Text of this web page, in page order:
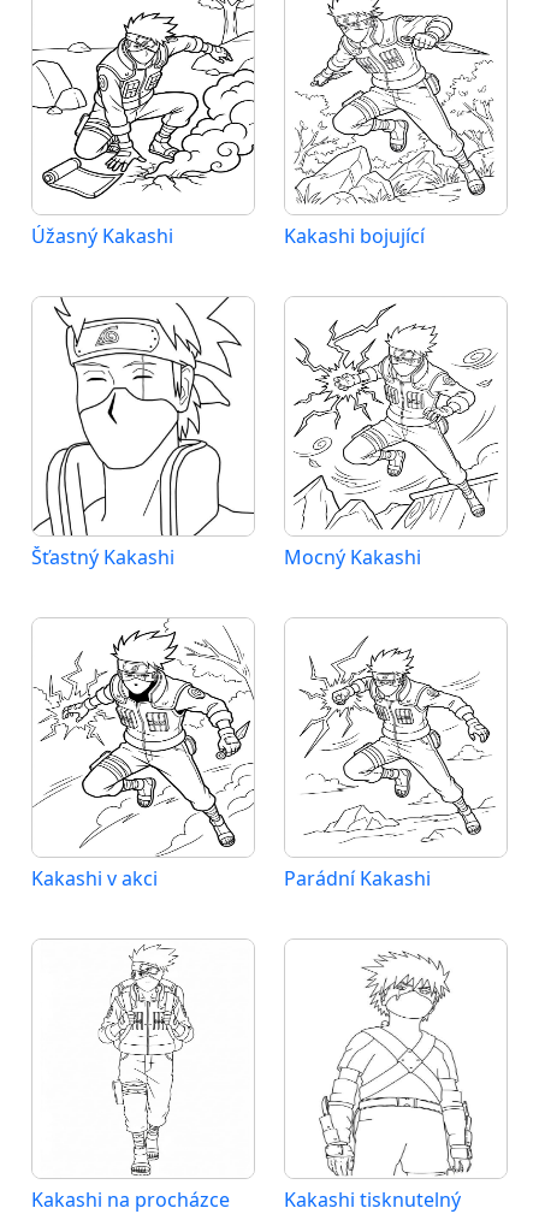
Úžasný Kakashi Kakashi bojující
Šťastný Kakashi Mocný Kakashi
Kakashi v akci Parádní Kakashi
Kakashi na procházce Kakashi tisknutelný